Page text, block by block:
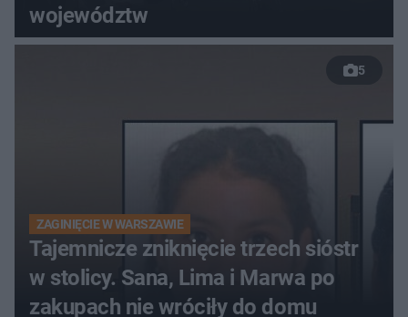
województw
5
ZAGINIĘCIE W WARSZAWIE
Tajemnicze zniknięcie trzech sióstr
w stolicy. Sana, Lima i Marwa po
zakupach nie wróciły do domu